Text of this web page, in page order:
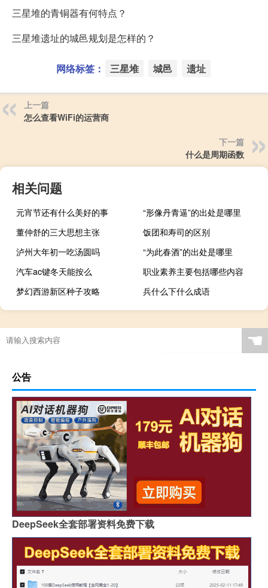
三星堆的青铜器有何特点？
三星堆遗址的城邑规划是怎样的？
网络标签： 三星堆 城邑 遗址
上一篇
怎么查看WiFi的运营商
下一篇
什么是周期函数
相关问题
元宵节还有什么美好的事
“形像丹青逼”的出处是哪里
董仲舒的三大思想主张
饭团和寿司的区别
泸州大年初一吃汤圆吗
“为此春酒”的出处是哪里
汽车ac键冬天能按么
职业素养主要包括哪些内容
梦幻西游新区种子攻略
兵什么下什么成语
☚
公告
DeepSeek全套部署资料免费下载